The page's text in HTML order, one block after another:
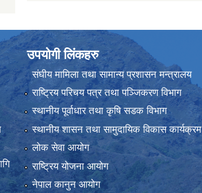
उपयोगी लिंकहरु
संघीय मामिला तथा सामान्य प्रशासन मन्त्रालय
राष्ट्रिय परिचय पत्र तथा पञ्जिकरण विभाग
स्थानीय पूर्वाधार तथा कृषि सडक विभाग
स्थानीय शासन तथा सामुदायिक विकास कार्यक्रम
लोक सेवा आयोग
राष्ट्रिय योजना आयोग
नेपाल कानुन आयोग